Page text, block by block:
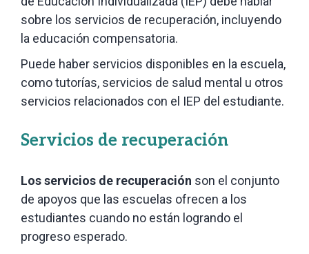
sobre los servicios de recuperación, incluyendo
la educación compensatoria.
Puede haber servicios disponibles en la escuela,
como tutorías, servicios de salud mental u otros
servicios relacionados con el IEP del estudiante.
Servicios de recuperación
Los servicios de recuperación son el conjunto
de apoyos que las escuelas ofrecen a los
estudiantes cuando no están logrando el
progreso esperado.